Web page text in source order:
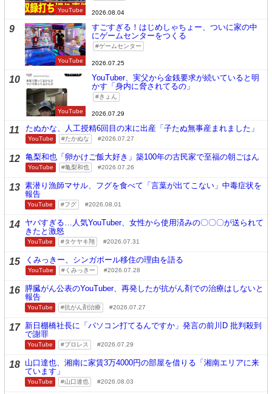
YouTube 2026.08.04
9
YouTube
すごすぎる！はじめしゃちょー、ついに家の中
にゲームセンターをつくる
ゲームセンター
2026.07.25
10
YouTube
YouTuber、実父から金銭要求が続いていると明
かす「身内に脅されてるの」
きょん
2026.07.29
11 たぬかな、人工授精6回目の末に出産「子たぬ無事産まれました」
YouTube たかぬな 2026.07.27
12 亀梨和也「卵かけご飯大好き」築100年の古民家で至福の朝ごはん
YouTube 亀梨和也 2026.07.26
13 素潜り漁師マサル、フグを食べて「言葉が出てこない」中毒症状を
報告
YouTube フグ 2026.08.01
14 ヤバすぎる…人気YouTuber、女性から使用済みの〇〇〇が送られて
きたと激怒
YouTube タケヤキ翔 2026.07.31
15 くみっきー、シンガポール移住の理由を語る
YouTube くみっきー 2026.07.28
16 膵臓がん公表のYouTuber、再発したが抗がん剤での治療はしないと
報告
YouTube 抗がん剤治療 2026.07.27
17 新日棚橋社長に「パソコン打てるんですか」発言の前川D 批判殺到
で謝罪
YouTube プロレス 2026.07.29
18 山口達也、湘南に家賃3万4000円の部屋を借りる「湘南エリアに来
ています」
YouTube 山口達也 2026.08.03